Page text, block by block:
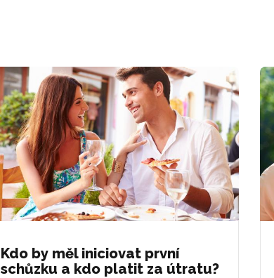
Kdo by měl iniciovat první
schůzku a kdo platit za útratu?